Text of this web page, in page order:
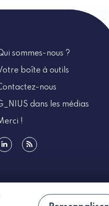
sommes-nous ?
boîte à outils
nous
dans les médias
!